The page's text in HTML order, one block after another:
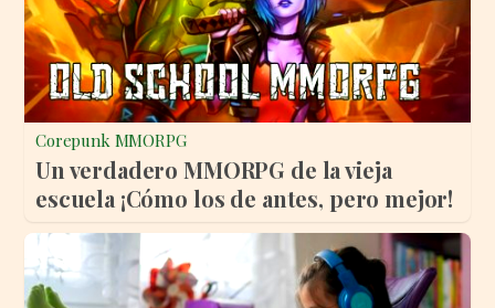
Corepunk MMORPG
Un verdadero MMORPG de la vieja
escuela ¡Cómo los de antes, pero mejor!